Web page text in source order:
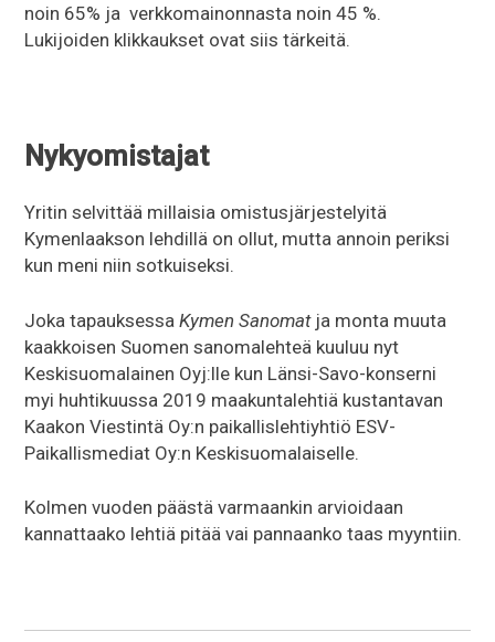
noin 65% ja verkkomainonnasta noin 45 %.
Lukijoiden klikkaukset ovat siis tärkeitä.
Nykyomistajat
Yritin selvittää millaisia omistusjärjestelyitä
Kymenlaakson lehdillä on ollut, mutta annoin periksi
kun meni niin sotkuiseksi.
Joka tapauksessaKymen Sanomatja monta muuta
kaakkoisen Suomen sanomalehteä kuuluu nyt
Keskisuomalainen Oyj:lle kun Länsi-Savo-konserni
myi huhtikuussa 2019 maakuntalehtiä kustantavan
Kaakon Viestintä Oy:n paikallislehtiyhtiö ESV-
Paikallismediat Oy:n Keskisuomalaiselle.
Kolmen vuoden päästä varmaankin arvioidaan
kannattaako lehtiä pitää vai pannaanko taas myyntiin.